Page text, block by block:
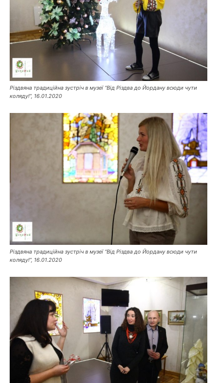
Різдвяна традиційна зустріч в музеї “Від Різдва до Йордану всюди чути
коляду!”, 16.01.2020
Різдвяна традиційна зустріч в музеї “Від Різдва до Йордану всюди чути
коляду!”, 16.01.2020